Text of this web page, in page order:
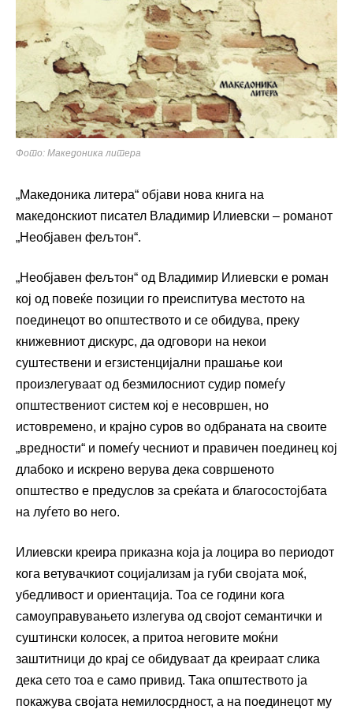
Фото: Македоника литера
„Македоника литера“ објави нова книга на
македонскиот писател Владимир Илиевски – романот
„Необјавен фељтон“.
„Необјавен фељтон“ од Владимир Илиевски е роман
кој од повеќе позиции го преиспитува местото на
поединецот во општеството и се обидува, преку
книжевниот дискурс, да одговори на некои
суштествени и егзистенцијални прашање кои
произлегуваат од безмилосниот судир помеѓу
општествениот систем кој е несовршен, но
истовремено, и крајно суров во одбраната на своите
„вредности“ и помеѓу чесниот и правичен поединец кој
длабоко и искрено верува дека совршеното
општество е предуслов за среќата и благосостојбата
на луѓето во него.
Илиевски креира приказна која ја лоцира во периодот
кога ветувачкиот социјализам ја губи својата моќ,
убедливост и ориентација. Тоа се години кога
самоуправувањето излегува од својот семантички и
суштински колосек, а притоа неговите моќни
заштитници до крај се обидуваат да креираат слика
дека сето тоа е само привид. Така општеството ја
покажува својата немилосрдност, а на поединецот му